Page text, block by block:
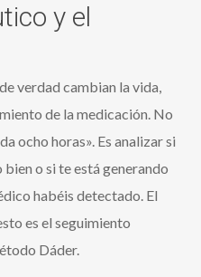
y el
verdad cambian la vida,
de la medicación. No
ocho horas». Es analizar si
o si te está generando
habéis detectado. El
es el seguimiento
Dáder.